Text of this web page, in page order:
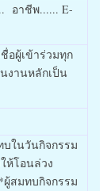
อาชีพ...... E-
อผู้เข้าร่วมทุก
งานหลักเป็น
ในวันกิจกรรม
ห้โอนล่วง
สมทบกิจกรรม